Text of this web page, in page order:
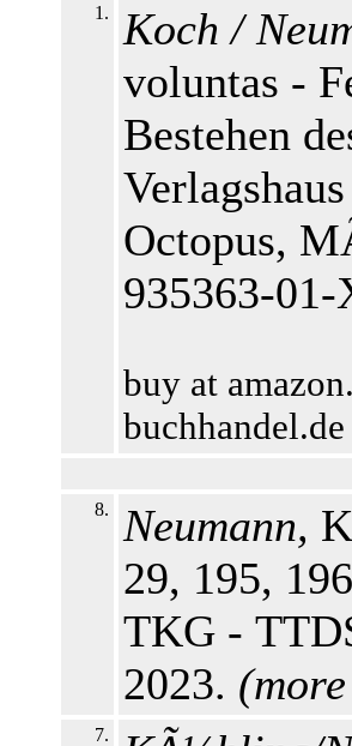
1. Koch /
voluntas -
Bestehen
Octopus,
935363-01-
buy at
buchhandel.de
8.
Neumann,
29, 195,
TKG -
2023. (more
7.